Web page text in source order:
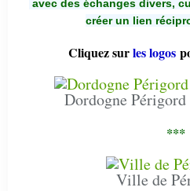
avec des échanges divers,
créer un lien
Cliquez surles logos
Dordogne
***
Ville de